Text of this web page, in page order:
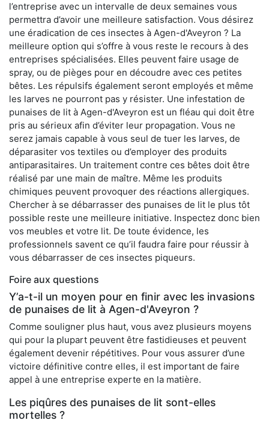
l’entreprise avec un intervalle de deux semaines vous
permettra d’avoir une meilleure satisfaction. Vous désirez
une éradication de ces insectes à Agen-d'Aveyron ? La
meilleure option qui s’offre à vous reste le recours à des
entreprises spécialisées. Elles peuvent faire usage de
spray, ou de pièges pour en découdre avec ces petites
bêtes. Les répulsifs également seront employés et même
les larves ne pourront pas y résister. Une infestation de
punaises de lit à Agen-d'Aveyron est un fléau qui doit être
pris au sérieux afin d’éviter leur propagation. Vous ne
serez jamais capable à vous seul de tuer les larves, de
déparasiter vos textiles ou d’employer des produits
antiparasitaires. Un traitement contre ces bêtes doit être
réalisé par une main de maître. Même les produits
chimiques peuvent provoquer des réactions allergiques.
Chercher à se débarrasser des punaises de lit le plus tôt
possible reste une meilleure initiative. Inspectez donc bien
vos meubles et votre lit. De toute évidence, les
professionnels savent ce qu’il faudra faire pour réussir à
vous débarrasser de ces insectes piqueurs.
Foire aux questions
Y’a-t-il un moyen pour en finir avec les invasions
de punaises de lit à Agen-d'Aveyron ?
Comme souligner plus haut, vous avez plusieurs moyens
qui pour la plupart peuvent être fastidieuses et peuvent
également devenir répétitives. Pour vous assurer d’une
victoire définitive contre elles, il est important de faire
appel à une entreprise experte en la matière.
Les piqûres des punaises de lit sont-elles
mortelles ?